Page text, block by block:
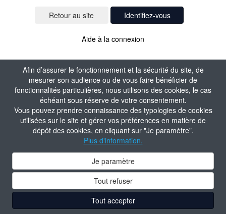
Afin d’assurer le fonctionnement et la sécurité du site, de
mesurer son audience ou de vous faire bénéficier de
fonctionnalités particulières, nous utilisons des cookies, le cas
échéant sous réserve de votre consentement.
Vous pouvez prendre connaissance des typologies de cookies
utilisées sur le site et gérer vos préférences en matière de
dépôt des cookies, en cliquant sur "Je paramètre".
Plus d'information.
Je paramètre
Tout refuser
Tout accepter
Identifiez-vous
Aide à la connexion